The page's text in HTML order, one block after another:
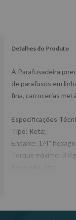
Detalhes do Produto
A Parafusadeira
de parafusos em
fina, carrocerias
Especificações
Tipo: Reta;
Encaixe: 1/4"
Torque máximo: 3